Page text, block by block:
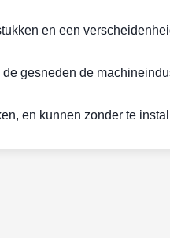
en een
gesneden de
en kunnen zonder te